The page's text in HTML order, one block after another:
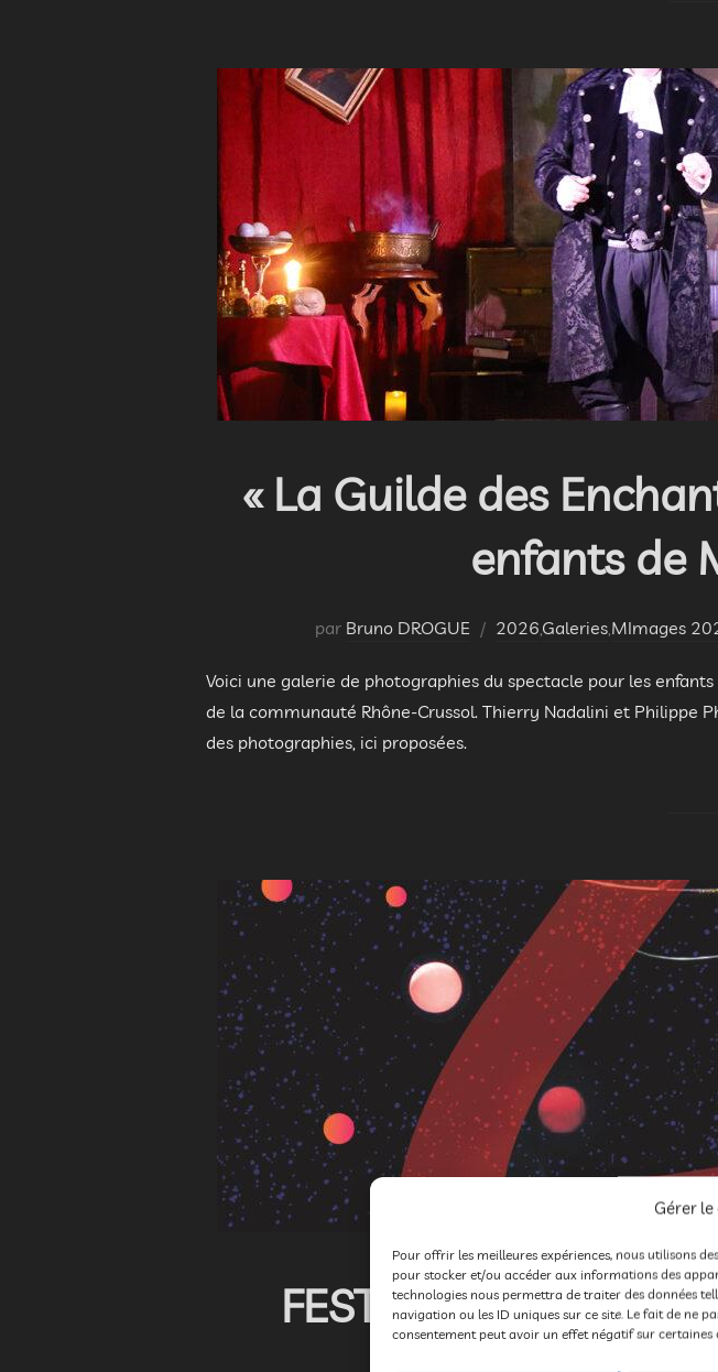
Gérer
Pour offrir les meilleures expériences, nous utilisons
pour stocker et/ou accéder aux informations des
technologies nous permettra de traiter des données
navigation ou les ID uniques sur ce site. Le fait de ne
consentement peut avoir un effet négatif sur
« La Guilde des
enfants de
par Bruno DROGUE 2026 Galeries, MImages
Voici une galerie de photographies du spectacle pour les
de la communauté Rhône-Crussol. Thierry Nadalini et Philippe
des photographies, ici proposées.
FESTIVAL